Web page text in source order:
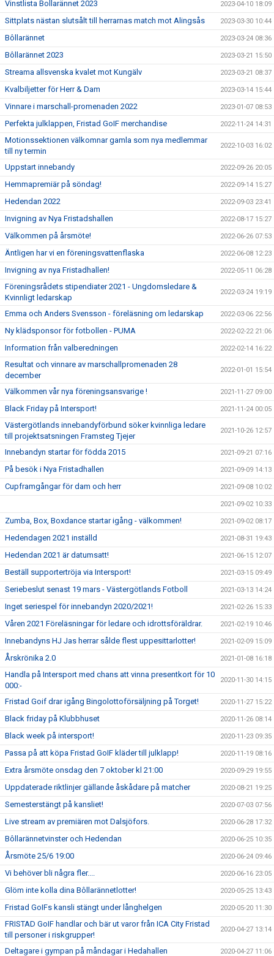
Vinstlista Bollarännet 2023 2023-04-10 18:09
Sittplats nästan slutsålt till herrarnas match mot Alingsås 2023-03-30 10:44
Bôllarännet 2023-03-24 08:36
Bôllarännet 2023 2023-03-21 15:50
Streama allsvenska kvalet mot Kungälv 2023-03-21 08:37
Kvalbiljetter för Herr & Dam 2023-03-14 15:44
Vinnare i marschall-promenaden 2022 2023-01-07 08:53
Perfekta julklappen, Fristad GoIF merchandise 2022-11-24 14:31
Motionssektionen välkomnar gamla som nya medlemmar
till ny termin
2022-10-03 16:02
Uppstart innebandy 2022-09-26 20:05
Hemmapremiär på söndag! 2022-09-14 15:27
Hedendan 2022 2022-09-03 23:41
Invigning av Nya Fristadshallen 2022-08-17 15:27
Välkommen på årsmöte! 2022-06-26 07:53
Äntligen har vi en föreningsvattenflaska 2022-06-08 12:23
Invigning av nya Fristadhallen! 2022-05-11 06:28
Föreningsrådets stipendiater 2021 - Ungdomsledare &
Kvinnligt ledarskap
2022-03-24 19:19
Emma och Anders Svensson - föreläsning om ledarskap 2022-03-06 22:56
Ny klädsponsor för fotbollen - PUMA 2022-02-22 21:06
Information från valberedningen 2022-02-14 16:22
Resultat och vinnare av marschallpromenaden 28
december
2022-01-01 15:54
Välkommen vår nya föreningsansvarige ! 2021-11-27 09:00
Black Friday på Intersport! 2021-11-24 00:05
Västergötlands innebandyförbund söker kvinnliga ledare
till projektsatsningen Framsteg Tjejer
2021-10-26 12:57
Innebandyn startar för födda 2015 2021-09-21 07:16
På besök i Nya Fristadhallen 2021-09-09 14:13
Cupframgångar för dam och herr 2021-09-08 10:02
2021-09-02 10:33
Zumba, Box, Boxdance startar igång - välkommen! 2021-09-02 08:17
Hedendagen 2021 inställd 2021-08-31 19:43
Hedendan 2021 är datumsatt! 2021-06-15 12:07
Beställ supportertröja via Intersport! 2021-03-15 09:49
Seriebeslut senast 19 mars - Västergötlands Fotboll 2021-03-13 14:24
Inget seriespel för innebandyn 2020/2021! 2021-02-26 15:33
Våren 2021 Föreläsningar för ledare och idrottsföräldrar. 2021-02-19 10:46
Innebandyns HJ Jas herrar sålde flest uppesittarlotter! 2021-02-09 15:09
Årskrönika 2.0 2021-01-08 16:18
Handla på Intersport med chans att vinna presentkort för 10
000:-
2020-11-30 14:15
Fristad Goif drar igång Bingolottoförsäljning på Torget! 2020-11-27 15:22
Black friday på Klubbhuset 2020-11-26 08:14
Black week på intersport! 2020-11-23 09:35
Passa på att köpa Fristad GoIF kläder till julklapp! 2020-11-19 08:16
Extra årsmöte onsdag den 7 oktober kl 21:00 2020-09-29 19:55
Uppdaterade riktlinjer gällande åskådare på matcher 2020-08-21 19:25
Semesterstängt på kansliet! 2020-07-03 07:56
Live stream av premiären mot Dalsjöfors. 2020-06-28 17:32
Bôllarännetvinster och Hedendan 2020-06-25 10:35
Årsmöte 25/6 19:00 2020-06-24 09:46
Vi behöver bli några fler.... 2020-06-16 23:05
Glöm inte kolla dina Bôllarännetlotter! 2020-05-25 13:43
Fristad GoIFs kansli stängt under långhelgen 2020-05-20 11:30
FRISTAD GoIF handlar och bär ut varor från ICA City Fristad
till personer i riskgrupper!
2020-04-27 13:14
Deltagare i gympan på måndagar i Hedahallen 2020-04-27 11:06